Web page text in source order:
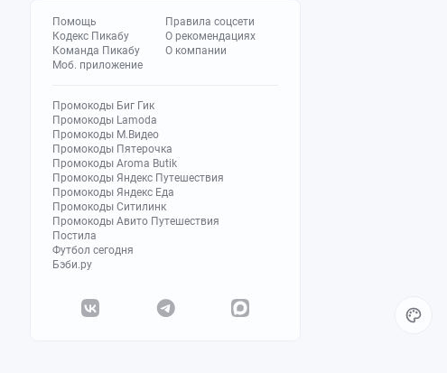
Помощь
Кодекс Пикабу
Команда Пикабу
Моб. приложение
Правила соцсети
О рекомендациях
О компании
Промокоды Биг Гик
Промокоды Lamoda
Промокоды М.Видео
Промокоды Пятерочка
Промокоды Aroma Butik
Промокоды Яндекс Путешествия
Промокоды Яндекс Еда
Промокоды Ситилинк
Промокоды Авито Путешествия
Постила
Футбол сегодня
Бэби.ру